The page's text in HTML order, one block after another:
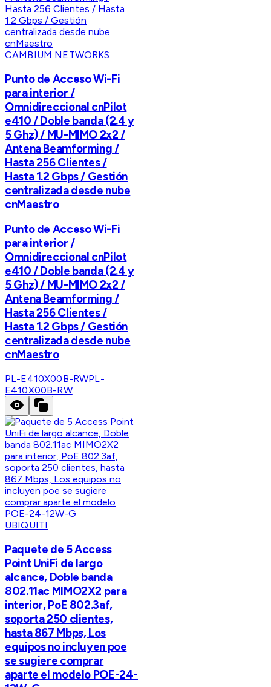
CAMBIUM NETWORKS
Punto de Acceso Wi-Fi
para interior /
Omnidireccional cnPilot
e410 / Doble banda (2.4 y
5 Ghz) / MU-MIMO 2x2 /
Antena Beamforming /
Hasta 256 Clientes /
Hasta 1.2 Gbps / Gestión
centralizada desde nube
cnMaestro
Punto de Acceso Wi-Fi
para interior /
Omnidireccional cnPilot
e410 / Doble banda (2.4 y
5 Ghz) / MU-MIMO 2x2 /
Antena Beamforming /
Hasta 256 Clientes /
Hasta 1.2 Gbps / Gestión
centralizada desde nube
cnMaestro
PL-E410X00B-RWPL-
E410X00B-RW
UBIQUITI
Paquete de 5 Access
Point UniFi de largo
alcance, Doble banda
802.11ac MIMO2X2 para
interior, PoE 802.3af,
soporta 250 clientes,
hasta 867 Mbps, Los
equipos no incluyen poe
se sugiere comprar
aparte el modelo POE-24-